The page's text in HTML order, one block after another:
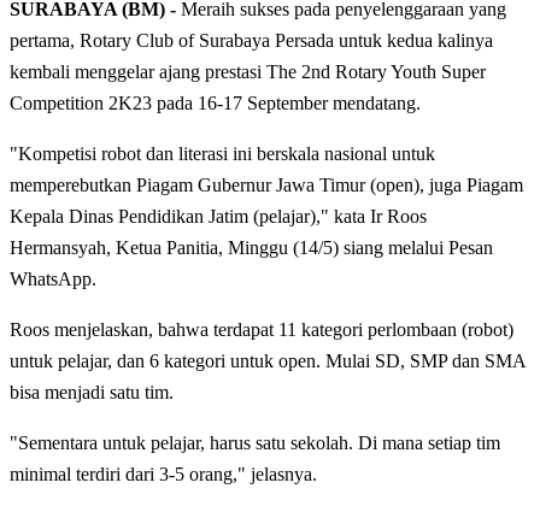
SURABAYA (BM) - Meraih sukses pada penyelenggaraan yang
pertama, Rotary Club of Surabaya Persada untuk kedua kalinya
kembali menggelar ajang prestasi The 2nd Rotary Youth Super
Competition 2K23 pada 16-17 September mendatang.
"Kompetisi robot dan literasi ini berskala nasional untuk
memperebutkan Piagam Gubernur Jawa Timur (open), juga Piagam
Kepala Dinas Pendidikan Jatim (pelajar)," kata Ir Roos
Hermansyah, Ketua Panitia, Minggu (14/5) siang melalui Pesan
WhatsApp.
Roos menjelaskan, bahwa terdapat 11 kategori perlombaan (robot)
untuk pelajar, dan 6 kategori untuk open. Mulai SD, SMP dan SMA
bisa menjadi satu tim.
"Sementara untuk pelajar, harus satu sekolah. Di mana setiap tim
minimal terdiri dari 3-5 orang," jelasnya.